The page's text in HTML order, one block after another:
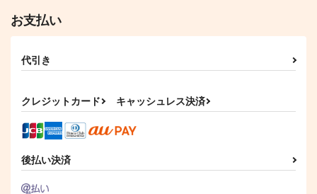
お支払い
代引き
クレジットカード キャッシュレス決済
後払い決済